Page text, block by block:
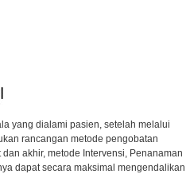
dialami pasien, setelah melalui
rancangan metode pengobatan
akhir, metode Intervensi, Penanaman
dapat secara maksimal mengendalikan